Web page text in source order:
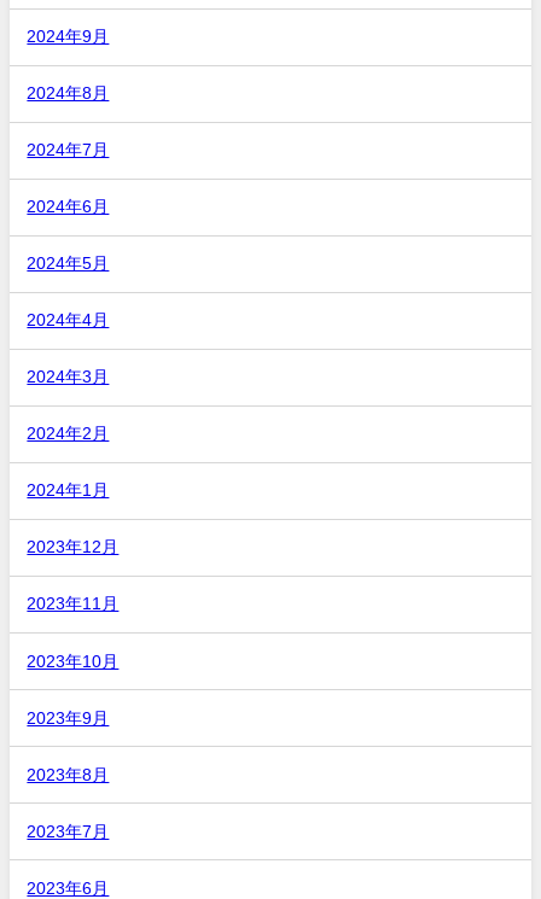
2024年9月
2024年8月
2024年7月
2024年6月
2024年5月
2024年4月
2024年3月
2024年2月
2024年1月
2023年12月
2023年11月
2023年10月
2023年9月
2023年8月
2023年7月
2023年6月